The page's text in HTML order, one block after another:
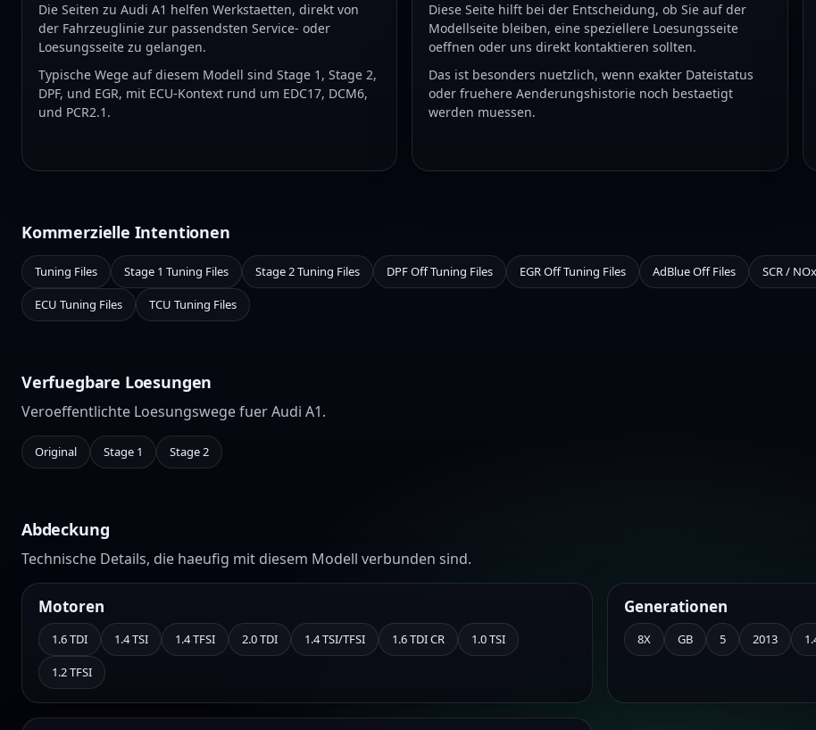
Die Seiten zu Audi A1 helfen Werkstaetten, direkt von
der Fahrzeuglinie zur passendsten Service- oder
Loesungsseite zu gelangen.
Typische Wege auf diesem Modell sind Stage 1, Stage 2,
DPF, und EGR, mit ECU-Kontext rund um EDC17, DCM6,
und PCR2.1.
Diese Seite hilft bei der Entscheidung, ob Sie auf der
Modellseite bleiben, eine speziellere Loesungsseite
oeffnen oder uns direkt kontaktieren sollten.
Das ist besonders nuetzlich, wenn exakter Dateistatus
oder fruehere Aenderungshistorie noch bestaetigt
werden muessen.
Kommerzielle Intentionen
Tuning Files Stage 1 Tuning Files Stage 2 Tuning Files DPF Off Tuning Files EGR Off Tuning Files AdBlue Off Files SCR /
ECU Tuning Files TCU Tuning Files
Verfuegbare Loesungen
Veroeffentlichte Loesungswege fuer Audi A1.
Original Stage 1 Stage 2
Abdeckung
Technische Details, die haeufig mit diesem Modell verbunden sind.
Motoren
1.6 TDI 1.4 TSI 1.4 TFSI 2.0 TDI 1.4 TSI/TFSI 1.6 TDI CR 1.0 TSI
1.2 TFSI
Generationen
8X GB 5 2013